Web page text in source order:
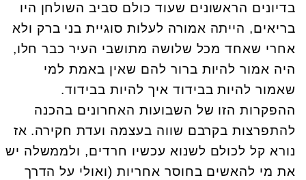
בדיונים הראשונים שעוד כולם סביב השולחן היו
בריאים, הייתה אמורה לעלות סוגיית בני ברק ולא
אחרי שאחד מכל שלושה מתושבי העיר כבר חלו,
היה אמור להיות ברור להם שאין באמת למי
שאמור להיות בבידוד איך להיות בבידוד.
ההפקרות הזו של השבועות האחרונים בהכנה
להתפרצות בקרבם שווה בעצמה ועדת חקירה. אז
נורא קל לכולם לשנוא עכשיו חרדים, ולממשלה יש
את מי להאשים בחוסר אחריות (ואולי על הדרך